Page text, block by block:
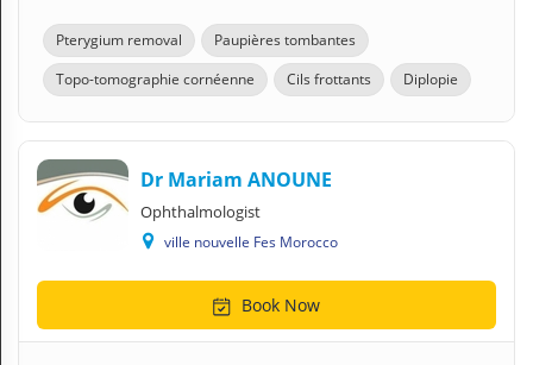
Pterygium removal
Paupières tombantes
Topo-tomographie cornéenne
Cils frottants Diplopie
Dr Mariam ANOUNE
Ophthalmologist
ville nouvelle Fes Morocco
Book Now